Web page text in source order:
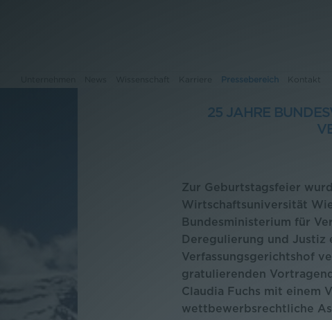
Pressebereich Kontakt
Kontakt
25 JAHRE
Zur Geburtstagsfeier
Wirtschaftsuniversität
Bundesministerium für
Deregulierung und Justiz
Verfassungsgerichtshof
gratulierenden
Claudia Fuchs mit einem
wettbewerbsrechtliche